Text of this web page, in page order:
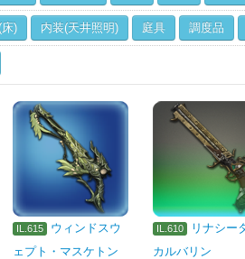
) 内装(天井照明) 庭具 調度品
IL.615
ウィンドスウ
ェプト・マスケトン
IL.610
リナシー
カルバリン